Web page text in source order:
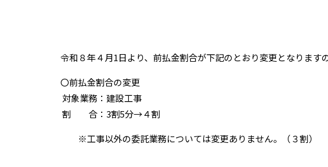
令和８年４月1日より、前払金割合が下記のとおり変更となります
〇前払金割合の変更
対象業務：建設工事
割 合：3割5分→４割
※工事以外の委託業務については変更ありません。（３割）